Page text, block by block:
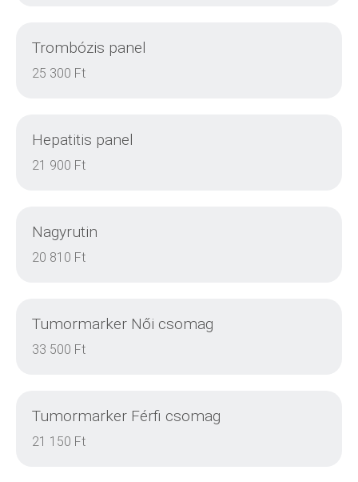
Trombózis panel
25 300 Ft
Hepatitis panel
21 900 Ft
Nagyrutin
20 810 Ft
Tumormarker Női csomag
33 500 Ft
Tumormarker Férfi csomag
21 150 Ft